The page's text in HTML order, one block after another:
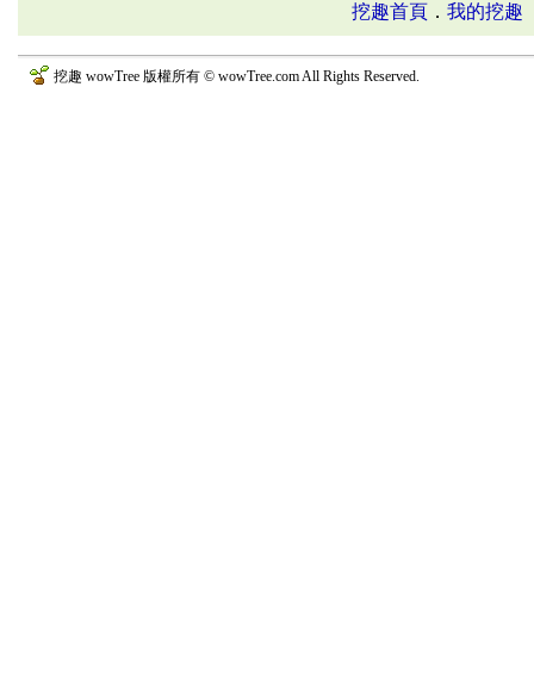
挖趣首頁 ．我的挖趣
挖趣 wowTree 版權所有 © wowTree.com All Rights Reserved.